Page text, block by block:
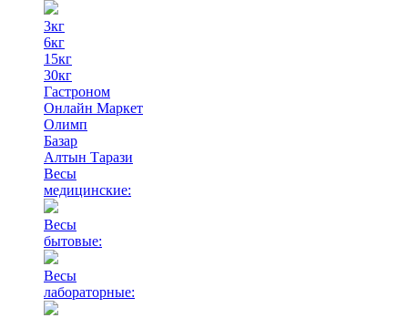
3кг
6кг
15кг
30кг
Гастроном
Онлайн Маркет
Олимп
Базар
Алтын Тарази
Весы
медицинские:
Весы
бытовые:
Весы
лабораторные: